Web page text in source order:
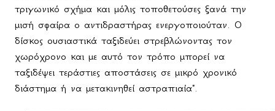
τριγωνικό σχήμα και μόλις τοποθετούσες ξανά την
μισή σφαίρα ο αντιδραστήρας ενεργοποιούταν. Ο
δίσκος ουσιαστικά ταξιδεύει στρεβλώνοντας τον
χωρόχρονο και με αυτό τον τρόπο μπορεί να
ταξιδέψει τεράστιες αποστάσεις σε μικρό χρονικό
διάστημα ή να μετακινηθεί αστραπιαία".